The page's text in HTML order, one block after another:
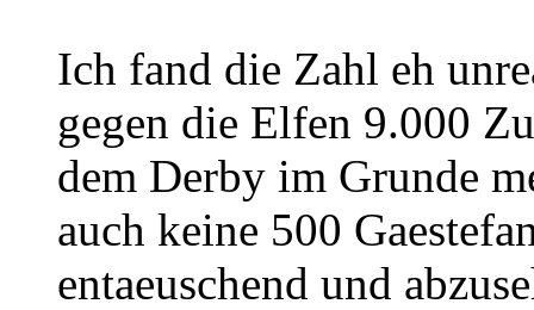
Ich fand die Zahl eh
gegen die Elfen 9.000
dem Derby im Grunde
auch keine 500
entaeuschend und